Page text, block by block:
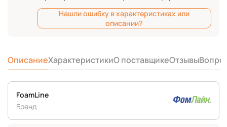
Нашли ошибку в характеристиках или
описании?
ОписаниеХарактеристикиО поставщикеОтзывы
FoamLine
Бренд